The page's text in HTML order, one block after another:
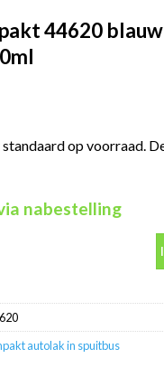
44620
op voorraad.
nabestelling
blauw autolak in
autolak in spuitbus